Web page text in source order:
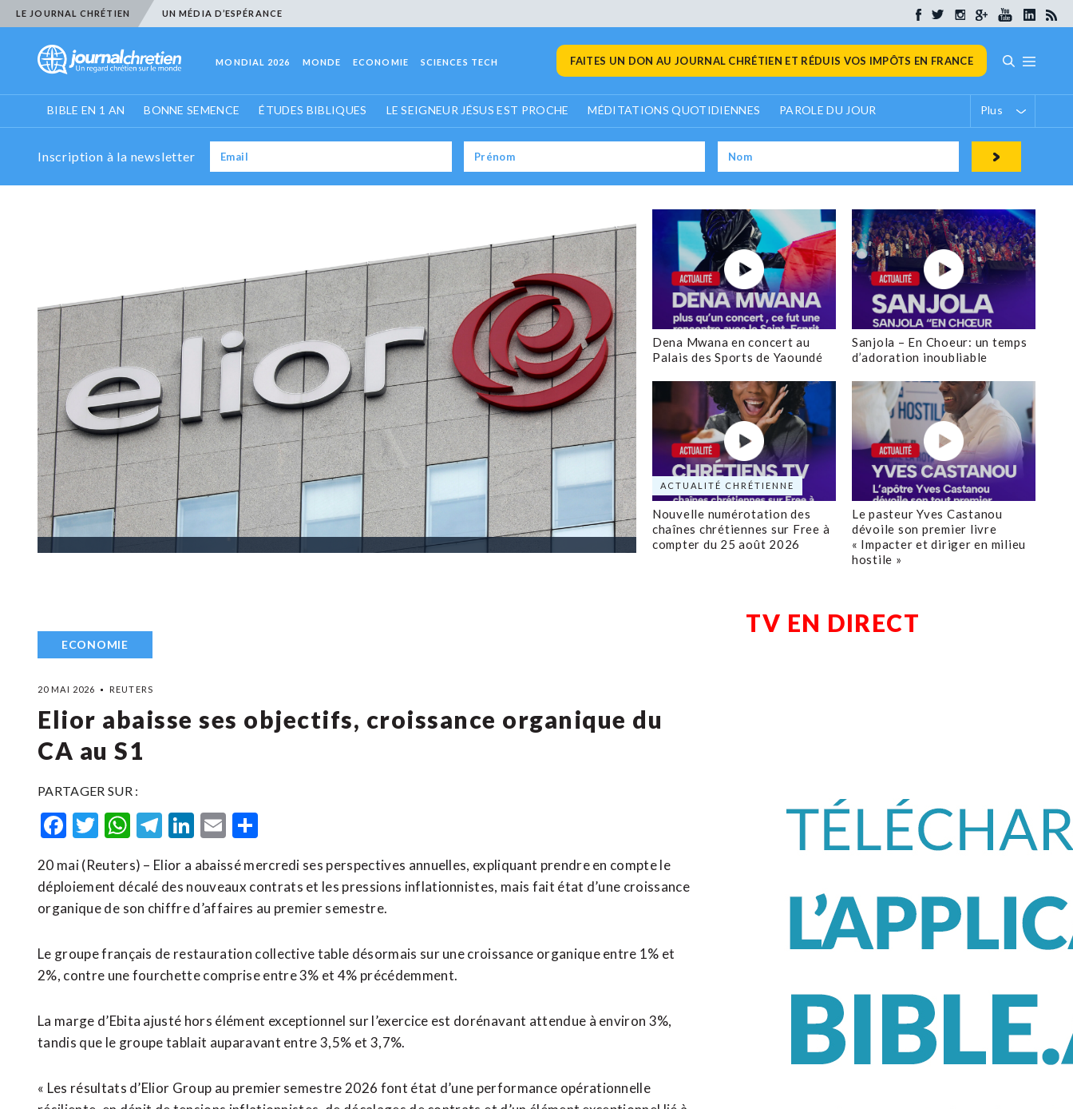
LE JOURNAL CHRÉTIEN UN MÉDIA D’ESPÉRANCE
MONDIAL 2026 MONDE ECONOMIE SCIENCES TECH FAITES UN DON AU JOURNAL CHRÉTIEN ET RÉDUIS VOS IMPÔTS EN FRANCE
BIBLE EN 1 AN BONNE SEMENCE ÉTUDES BIBLIQUES LE SEIGNEUR JÉSUS EST PROCHE MÉDITATIONS QUOTIDIENNES PAROLE DU JOUR Plus
Inscription à la newsletter
Dena Mwana en concert au
Palais des Sports de Yaoundé
Sanjola – En Choeur: un temps
d’adoration inoubliable
ACTUALITÉ CHRÉTIENNE
Nouvelle numérotation des
chaînes chrétiennes sur Free à
compter du 25 août 2026
Le pasteur Yves Castanou
dévoile son premier livre
« Impacter et diriger en milieu
hostile »
ECONOMIE
20 MAI 2026 REUTERS
Elior abaisse ses objectifs, croissance organique du
CA au S1
PARTAGER SUR :
Facebook
Twitter
WhatsApp
Telegram
LinkedIn
Email
20 mai (Reuters) – Elior a abaissé mercredi ses perspectives annuelles, expliquant prendre en compte le
déploiement décalé des nouveaux contrats et les pressions inflationnistes, ​mais ‌fait état d’une croissance
​organique de ⁠son chiffre d’affaires au premier semestre.
Le ‌groupe français ‌de restauration collective table désormais sur une croissance organique entre 1% et
2%, contre ​une fourchette comprise entre 3% et 4% précédemment.
La marge d’Ebita ajusté hors élément exceptionnel sur l’exercice est dorénavant attendue à environ 3%,
tandis que le ⁠groupe tablait auparavant entre 3,5% et ⁠3,7%.
« Les résultats d’Elior Group au premier semestre 2026 font état d’une performance opérationnelle
TV EN DIRECT